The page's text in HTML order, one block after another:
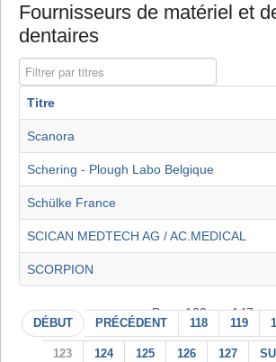
Fournisseurs de matériel et
dentaires
Filtrer par titres
Titre
Scanora
Schering - Plough Labo Belgique
Schülke France
SCICAN MEDTECH AG / AC.MEDICAL
SCORPION
Page 123 sur 147
DÉBUT PRÉCÉDENT 118 119
123 124 125 126 127